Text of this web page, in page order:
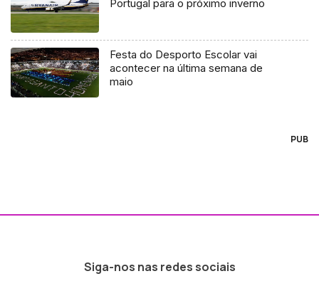
Portugal para o próximo inverno
Festa do Desporto Escolar vai
acontecer na última semana de
maio
PUB
Siga-nos nas redes sociais